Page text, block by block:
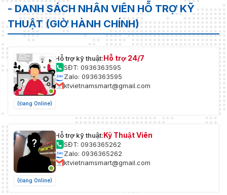
- DANH SÁCH NHÂN VIÊN HỖ TRỢ KỸ
THUẬT (GIỜ HÀNH CHÍNH)
(Đang Online)
Hỗ trợ kỹ thuật:Hỗ trợ 24/7
SĐT: 0936363595
Zalo: 0936363595
ktvietnamsmart@gmail.com
(Đang Online)
Hỗ trợ kỹ thuật:Kỹ Thuật Viên
SĐT: 0936365262
Zalo: 0936365262
ktvietnamsmart@gmail.com